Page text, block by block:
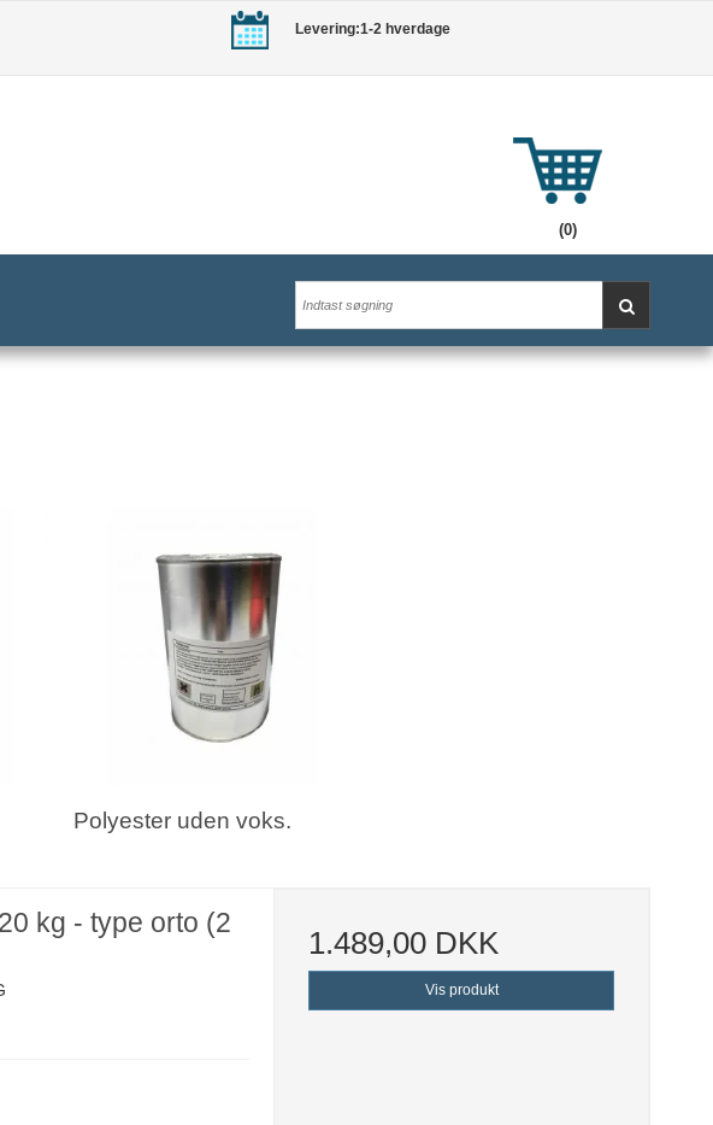
Levering:1-2 hverdage
(0)
Polyester uden voks.
kg - type orto (2
1.489,00 DKK
Vis produkt